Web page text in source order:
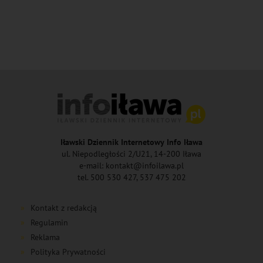
Iławski Dziennik Internetowy Info Iława
ul. Niepodległości 2/U21, 14-200 Iława
e-mail: kontakt@infoilawa.pl
tel. 500 530 427, 537 475 202
Kontakt z redakcją
Regulamin
Reklama
Polityka Prywatności